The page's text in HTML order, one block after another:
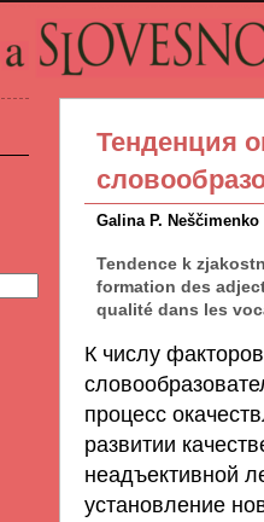
Тенденция
Galina P. Neščimenko
Tendence k
formation des
qualité dans les
К числу
процесс
развитии
неадъективной
установление